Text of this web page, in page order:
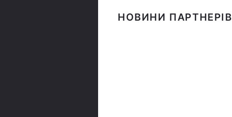
НОВИНИ ПАРТНЕРІВ